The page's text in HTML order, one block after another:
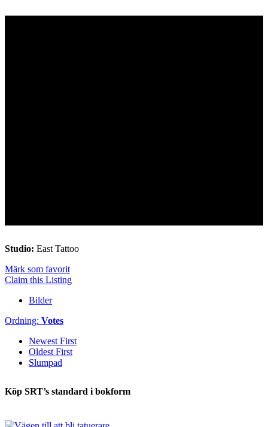
Studio: East Tattoo
Märk som favorit
Claim this Listing
Bilder
Ordning: Votes
Newest First
Oldest First
Slumpad
Köp SRT’s standard i bokform